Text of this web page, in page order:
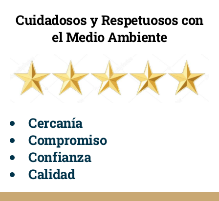
Cuidadosos y Respetuosos con
el Medio Ambiente
Cercanía
Compromiso
Confianza
Calidad